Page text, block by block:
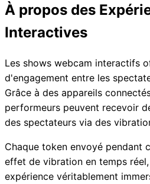
À propos des
Interactives
Les shows webcam interactifs
d'engagement entre les
Grâce à des appareils
performeurs peuvent recevoir
des spectateurs via des
Chaque token envoyé pendant
effet de vibration en temps
expérience véritablement